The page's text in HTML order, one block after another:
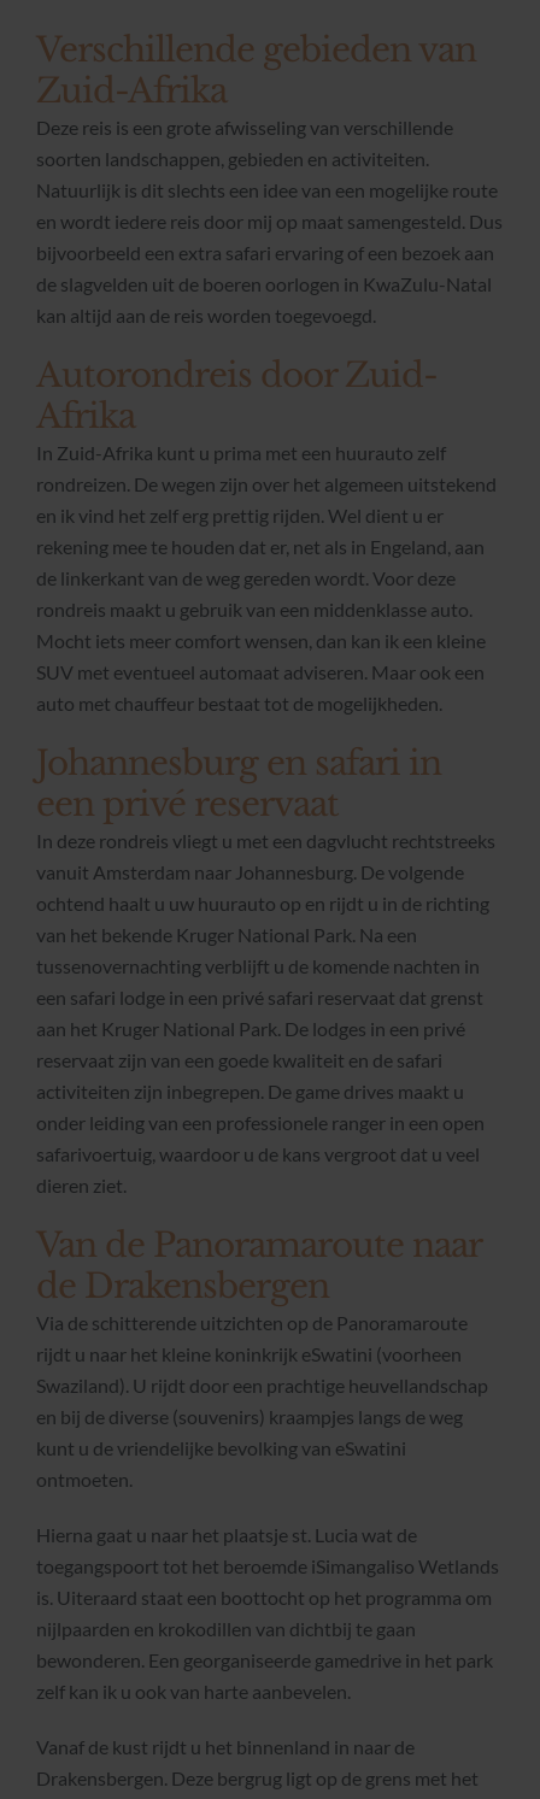
Verschillende gebieden van
Zuid-Afrika
Deze reis is een grote afwisseling van verschillende
soorten landschappen, gebieden en activiteiten.
Natuurlijk is dit slechts een idee van een mogelijke route
en wordt iedere reis door mij op maat samengesteld. Dus
bijvoorbeeld een extra safari ervaring of een bezoek aan
de slagvelden uit de boeren oorlogen in KwaZulu-Natal
kan altijd aan de reis worden toegevoegd.
Autorondreis door Zuid-
Afrika
In Zuid-Afrika kunt u prima met een huurauto zelf
rondreizen. De wegen zijn over het algemeen uitstekend
en ik vind het zelf erg prettig rijden. Wel dient u er
rekening mee te houden dat er, net als in Engeland, aan
de linkerkant van de weg gereden wordt. Voor deze
rondreis maakt u gebruik van een middenklasse auto.
Mocht iets meer comfort wensen, dan kan ik een kleine
SUV met eventueel automaat adviseren. Maar ook een
auto met chauffeur bestaat tot de mogelijkheden.
Johannesburg en safari in
een privé reservaat
In deze rondreis vliegt u met een dagvlucht rechtstreeks
vanuit Amsterdam naar Johannesburg. De volgende
ochtend haalt u uw huurauto op en rijdt u in de richting
van het bekende Kruger National Park. Na een
tussenovernachting verblijft u de komende nachten in
een safari lodge in een privé safari reservaat dat grenst
aan het Kruger National Park. De lodges in een privé
reservaat zijn van een goede kwaliteit en de safari
activiteiten zijn inbegrepen. De game drives maakt u
onder leiding van een professionele ranger in een open
safarivoertuig, waardoor u de kans vergroot dat u veel
dieren ziet.
Van de Panoramaroute naar
de Drakensbergen
Via de schitterende uitzichten op de Panoramaroute
rijdt u naar het kleine koninkrijk eSwatini (voorheen
Swaziland). U rijdt door een prachtige heuvellandschap
en bij de diverse (souvenirs) kraampjes langs de weg
kunt u de vriendelijke bevolking van eSwatini
ontmoeten.
Hierna gaat u naar het plaatsje st. Lucia wat de
toegangspoort tot het beroemde iSimangaliso Wetlands
is. Uiteraard staat een boottocht op het programma om
nijlpaarden en krokodillen van dichtbij te gaan
bewonderen. Een georganiseerde gamedrive in het park
zelf kan ik u ook van harte aanbevelen.
Vanaf de kust rijdt u het binnenland in naar de
Drakensbergen. Deze bergrug ligt op de grens met het